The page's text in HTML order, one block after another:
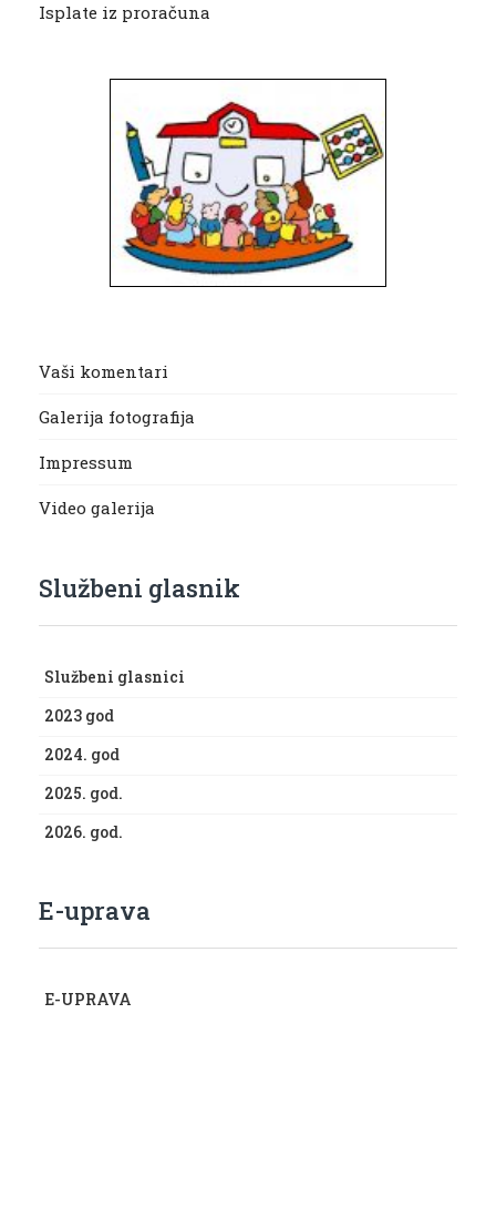
Isplate iz proračuna
Vaši komentari
Galerija fotografija
Impressum
Video galerija
Službeni glasnik
Službeni glasnici
2023 god
2024. god
2025. god.
2026. god.
E-uprava
E-UPRAVA